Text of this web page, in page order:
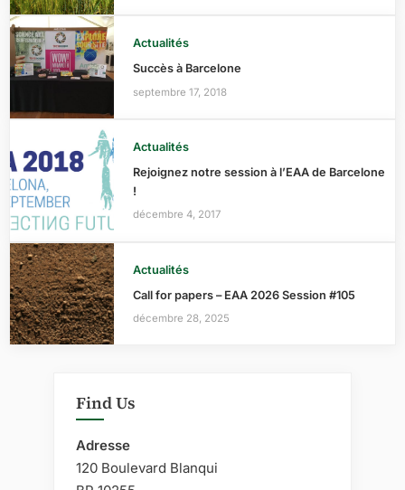
Actualités
Succès à Barcelone
septembre 17, 2018
Actualités
Rejoignez notre session à l’EAA de Barcelone
!
décembre 4, 2017
Actualités
Call for papers – EAA 2026 Session #105
décembre 28, 2025
Find Us
Adresse
120 Boulevard Blanqui